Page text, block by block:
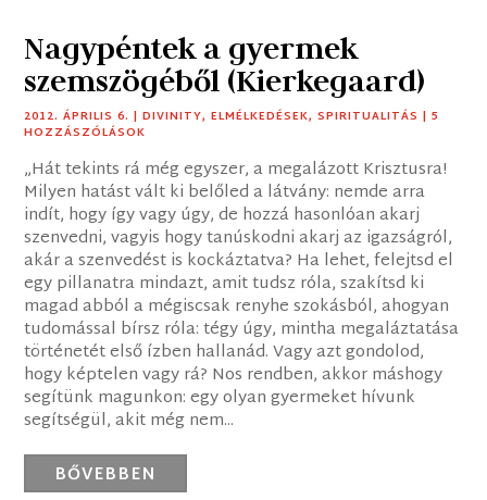
Nagypéntek a gyermek
szemszögéből (Kierkegaard)
2012. ÁPRILIS 6. |DIVINITY,ELMÉLKEDÉSEK,SPIRITUALITÁS | 5
HOZZÁSZÓLÁSOK
„Hát tekints rá még egyszer, a megalázott Krisztusra!
Milyen hatást vált ki belőled a látvány: nemde arra
indít, hogy így vagy úgy, de hozzá hasonlóan akarj
szenvedni, vagyis hogy tanúskodni akarj az igazságról,
akár a szenvedést is kockáztatva? Ha lehet, felejtsd el
egy pillanatra mindazt, amit tudsz róla, szakítsd ki
magad abból a mégiscsak renyhe szokásból, ahogyan
tudomással bírsz róla: tégy úgy, mintha megaláztatása
történetét első ízben hallanád. Vagy azt gondolod,
hogy képtelen vagy rá? Nos rendben, akkor máshogy
segítünk magunkon: egy olyan gyermeket hívunk
segítségül, akit még nem...
BŐVEBBEN